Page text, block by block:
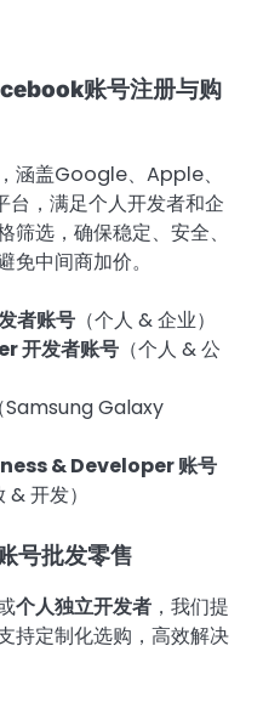
账号注册与购
，涵盖Google、Apple、
，满足个人开发者和企
选，确保稳定、安全、
中间商加价。
者账号 （个人 & 企业）
开发者账号 （个人 & 公
（Samsung Galaxy
& Developer 账号
& 开发）
号批发零售
个人独立开发者 ，我们提
持定制化选购，高效解决